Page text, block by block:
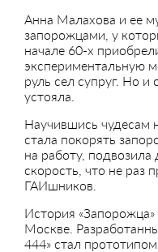
Анна Малахова и ее
запорожцами, у
начале 60-х
экспериментальную
руль сел супруг. Но и
устояла.
Научившись чудесам
стала покорять
на работу,
скорость, что не раз
ГАИшников.
История «Запорожца»
Москве.
444» стал